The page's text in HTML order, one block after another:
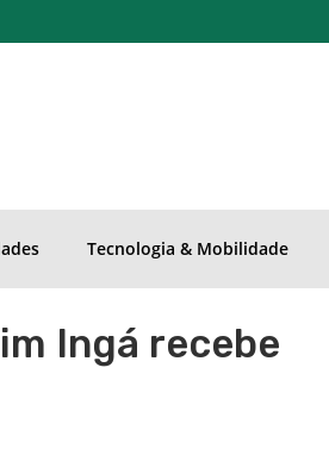
Tecnologia & Mobilidade
Ingá recebe